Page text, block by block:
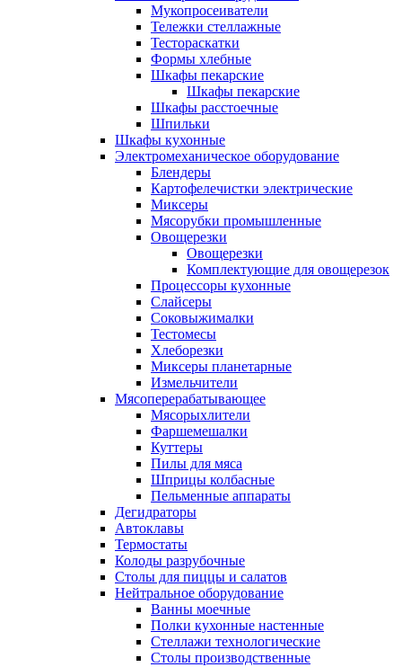
Мукопросеиватели
Тележки стеллажные
Тестораскатки
Формы хлебные
Шкафы пекарские
Шкафы пекарские
Шкафы расстоечные
Шпильки
Шкафы кухонные
Электромеханическое оборудование
Блендеры
Картофелечистки электрические
Миксеры
Мясорубки промышленные
Овощерезки
Овощерезки
Комплектующие для овощерезок
Процессоры кухонные
Слайсеры
Соковыжималки
Тестомесы
Хлеборезки
Миксеры планетарные
Измельчители
Мясоперерабатывающее
Мясорыхлители
Фаршемешалки
Куттеры
Пилы для мяса
Шприцы колбасные
Пельменные аппараты
Дегидраторы
Автоклавы
Термостаты
Колоды разрубочные
Столы для пиццы и салатов
Нейтральное оборудование
Ванны моечные
Полки кухонные настенные
Стеллажи технологические
Столы производственные